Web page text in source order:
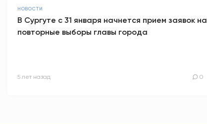
НОВОСТИ
В Сургуте с 31 января начнется прием заявок на
повторные выборы главы города
5 лет назад 0